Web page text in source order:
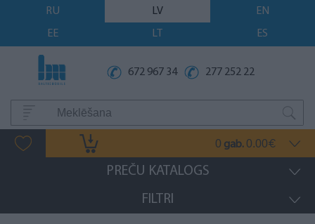
RU LV
EN
EE
LT ES
672 967 34 277 252 22
0 gab. 0.00€
PREČU KATALOGS
FILTRI